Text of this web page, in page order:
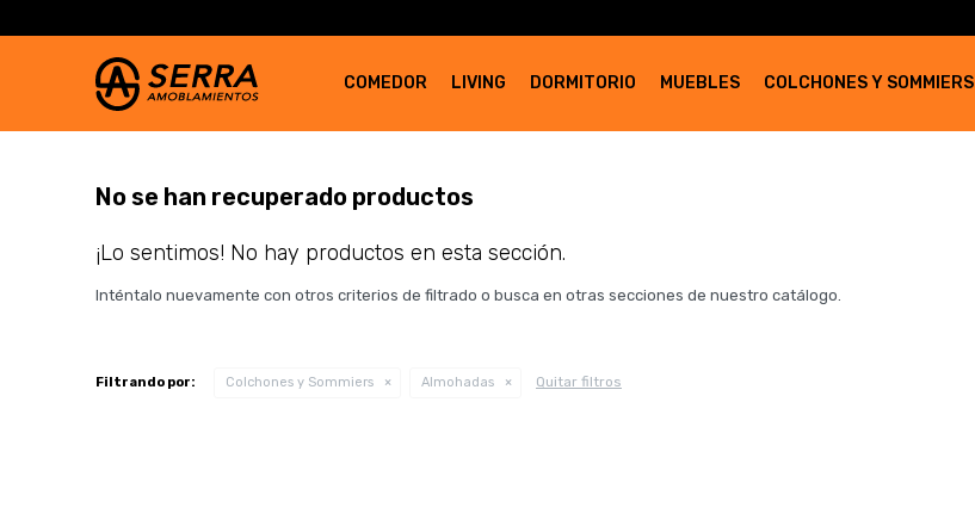
COMEDOR LIVING DORMITORIO MUEBLES COLCHONES Y SOMMIERS
No se han recuperado productos
¡Lo sentimos! No hay productos en esta sección.
Inténtalo nuevamente con otros criterios de filtrado o busca en otras secciones de nuestro catálogo.
Filtrando por: Colchones y Sommiers Almohadas Quitar filtros